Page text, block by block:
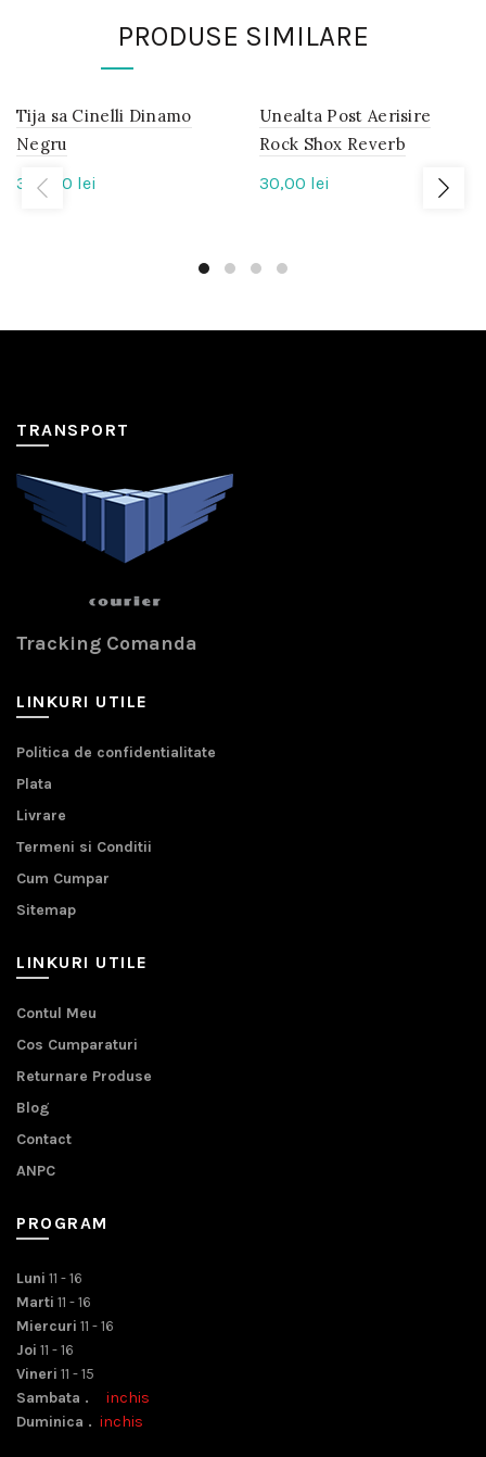
PRODUSE SIMILARE
IN
STOC
Tija sa Cinelli Dinamo
Negru
390,00 lei
IN
STOC
Unealta Post Aerisire
Rock Shox Reverb
30,00 lei
TRANSPORT
Tracking Comanda
LINKURI UTILE
Politica de confidentialitate
Plata
Livrare
Termeni si Conditii
Cum Cumpar
Sitemap
LINKURI UTILE
Contul Meu
Cos Cumparaturi
Returnare Produse
Blog
Contact
ANPC
PROGRAM
Luni 11 - 16
Marti 11 - 16
Miercuri 11 - 16
Joi 11 - 16
Vineri 11 - 15
Sambata . inchis
Duminica . inchis